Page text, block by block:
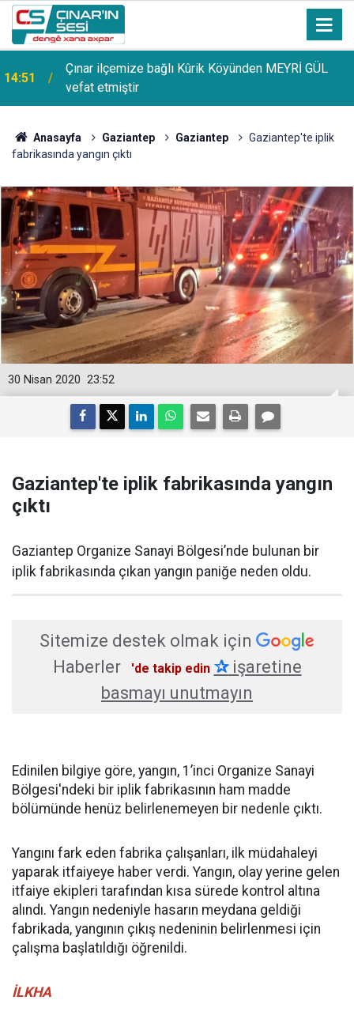
14:51
Çınar ilçemize bağlı Kûrik Köyünden MEYRİ GÜL
vefat etmiştir
Anasayfa Gaziantep Gaziantep
Gaziantep'te iplik
fabrikasında yangın çıktı
23:52
30 Nisan 2020
Gaziantep'te iplik fabrikasında yangın
çıktı
Gaziantep Organize Sanayi Bölgesi’nde bulunan bir
iplik fabrikasında çıkan yangın paniğe neden oldu.
Sitemize destek olmak için
Haberler
'de takip edin ✰işaretine
basmayı unutmayın
Edinilen bilgiye göre, yangın, 1’inci Organize Sanayi
Bölgesi'ndeki bir iplik fabrikasının ham madde
bölümünde henüz belirlenemeyen bir nedenle çıktı.
Yangını fark eden fabrika çalışanları, ilk müdahaleyi
yaparak itfaiyeye haber verdi. Yangın, olay yerine gelen
itfaiye ekipleri tarafından kısa sürede kontrol altına
alındı. Yangın nedeniyle hasarın meydana geldiği
fabrikada, yangının çıkış nedeninin belirlenmesi için
çalışma başlatıldığı öğrenildi.
İLKHA